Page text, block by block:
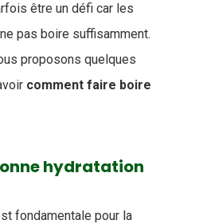
être un défi car les
pas boire suffisamment.
proposons quelques
comment faire boire
hydratation
fondamentale pour la